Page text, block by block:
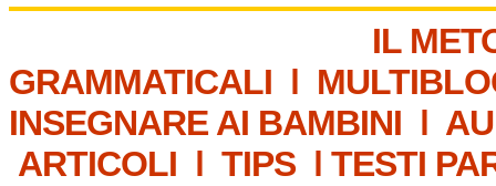
IL
GRAMMATICALI |
INSEGNARE AI BAMBINI |
ARTICOLI | TIPS | TESTI